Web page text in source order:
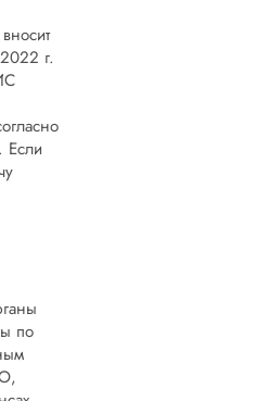
г.
Если
по